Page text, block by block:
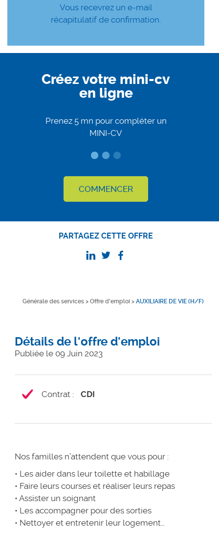
Vous recevrez un e-mail
récapitulatif de confirmation.
Créez votre mini-cv
en ligne
Prenez 5 mn pour compléter un
MINI-CV
COMMENCER
PARTAGEZ CETTE OFFRE
Générale des services > Offre d'emploi > AUXILIAIRE DE VIE (H/F)
Détails de l'offre d'emploi
Publiée le 09 Juin 2023
Contrat : CDI
Nos familles n’attendent que vous pour :
• Les aider dans leur toilette et habillage
• Faire leurs courses et réaliser leurs repas
• Assister un soignant
• Les accompagner pour des sorties
• Nettoyer et entretenir leur logement…